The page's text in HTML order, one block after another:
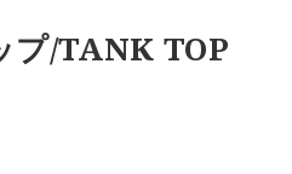
プ/TANK TOP